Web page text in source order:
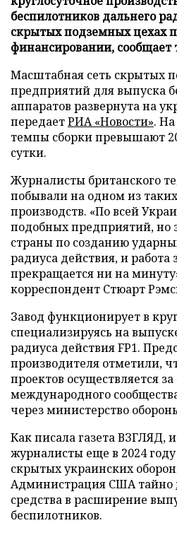
беспилотников дальнего
скрытых подземных цехах
финансировании, сообщает
Масштабная сеть скрытых
предприятий для выпуска
аппаратов развернута на
передаетРИА «Новости».
темпы сборки превышают
сутки.
Журналисты британского
побывали на одном из
производств. «По всей
подобных предприятий, но
страны по созданию
радиуса действия, и работа
прекращается ни на
корреспондент Стюарт
Завод функционирует в
специализируясь на
радиуса действия FP1.
производителя отметили,
проектов осуществляется за
международного
через министерство
Как писала газета ВЗГЛЯД,
журналисты еще в 2024 году
скрытых украинских
Администрация США тайно
средства в расширение
беспилотников.